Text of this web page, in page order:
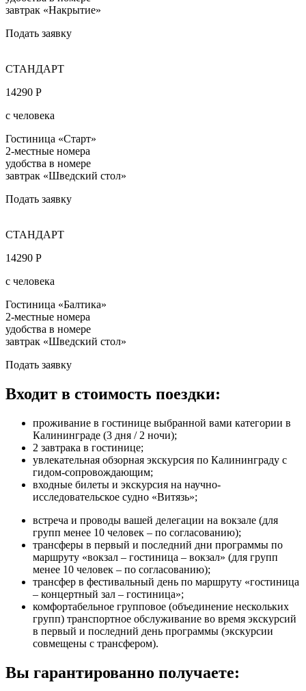
завтрак «Накрытие»
Подать заявку
СТАНДАРТ
14290 Р
с человека
Гостиница «Старт»
2-местные номера
удобства в номере
завтрак «Шведский стол»
Подать заявку
СТАНДАРТ
14290 Р
с человека
Гостиница «Балтика»
2-местные номера
удобства в номере
завтрак «Шведский стол»
Подать заявку
Входит в стоимость поездки:
проживание в гостинице выбранной вами категории в
Калининграде (3 дня / 2 ночи);
2 завтрака в гостинице;
увлекательная обзорная экскурсия по Калининграду с
гидом-сопровождающим;
входные билеты и экскурсия на научно-
исследовательское судно «Витязь»;
встреча и проводы вашей делегации на вокзале (для
групп менее 10 человек – по согласованию);
трансферы в первый и последний дни программы по
маршруту «вокзал – гостиница – вокзал» (для групп
менее 10 человек – по согласованию);
трансфер в фестивальный день по маршруту «гостиница
– концертный зал – гостиница»;
комфортабельное групповое (объединение нескольких
групп) транспортное обслуживание во время экскурсий
в первый и последний день программы (экскурсии
совмещены с трансфером).
Вы гарантированно получаете: